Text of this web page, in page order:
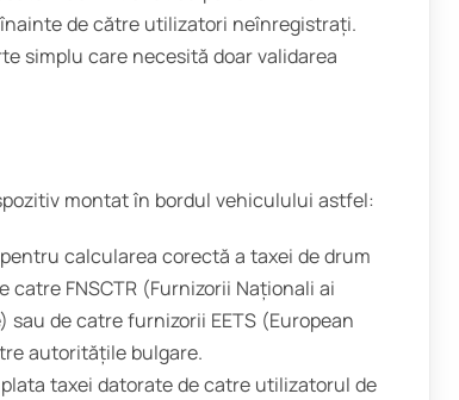
de către utilizatori neînregistrați.
simplu care necesită doar validarea
montat în bordul vehiculului astfel:
calcularea corectă a taxei de drum
FNSCTR (Furnizorii Naționali ai
de catre furnizorii EETS (European
autoritățile bulgare.
taxei datorate de catre utilizatorul de